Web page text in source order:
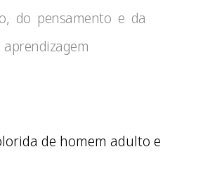
do pensamento e da